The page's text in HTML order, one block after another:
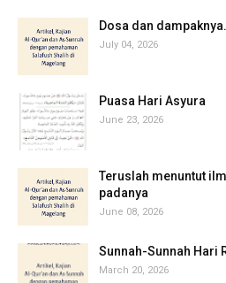
‎Dosa dan dampaknya.
July 04, 2026
Puasa Hari Asyura
June 23, 2026
Teruslah menuntut
padanya
June 08, 2026
Sunnah-Sunnah Hari
March 20, 2026